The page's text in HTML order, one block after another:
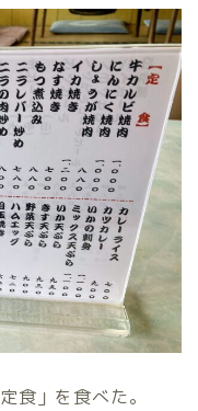
食」を食べた。